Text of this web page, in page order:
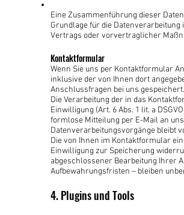
Eine Zusammenführung dieser
Grundlage für die Datenverarbeitung
Vertrags oder vorvertraglicher
Kontaktformular
Wenn Sie uns per Kontaktformular
inklusive der von Ihnen dort
Anschlussfragen bei uns
Die Verarbeitung der in das
Einwilligung (Art. 6 Abs. 1 lit. a
formlose Mitteilung per E-Mail an
Datenverarbeitungsvorgänge bleibt
Die von Ihnen im Kontaktformular
Einwilligung zur Speicherung
abgeschlossener Bearbeitung Ihrer
Aufbewahrungsfristen – bleiben
4. Plugins und Tools